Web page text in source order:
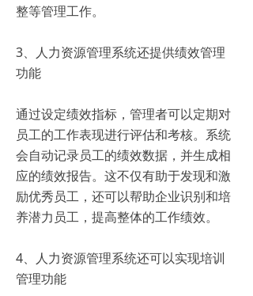
整等管理工作。
3、人力资源管理系统还提供绩效管理
功能
通过设定绩效指标，管理者可以定期对
员工的工作表现进行评估和考核。系统
会自动记录员工的绩效数据，并生成相
应的绩效报告。这不仅有助于发现和激
励优秀员工，还可以帮助企业识别和培
养潜力员工，提高整体的工作绩效。
4、人力资源管理系统还可以实现培训
管理功能